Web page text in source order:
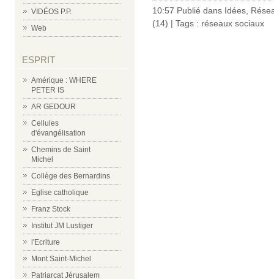
VIDÉOS P.P.
Web
ESPRIT
Amérique : WHERE
PETER IS
AR GEDOUR
Cellules
d'évangélisation
Chemins de Saint
Michel
Collège des Bernardins
Eglise catholique
Franz Stock
Institut JM Lustiger
l'Ecriture
Mont Saint-Michel
Patriarcat Jérusalem
10:57 Publié dans Idées
(14) | Tags : réseaux sociaux